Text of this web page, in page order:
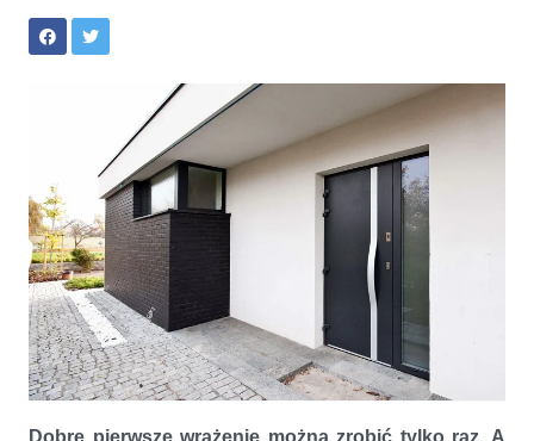
ofercie firmy OknoPlus
Dobre pierwsze wrażenie można zrobić tylko raz. A